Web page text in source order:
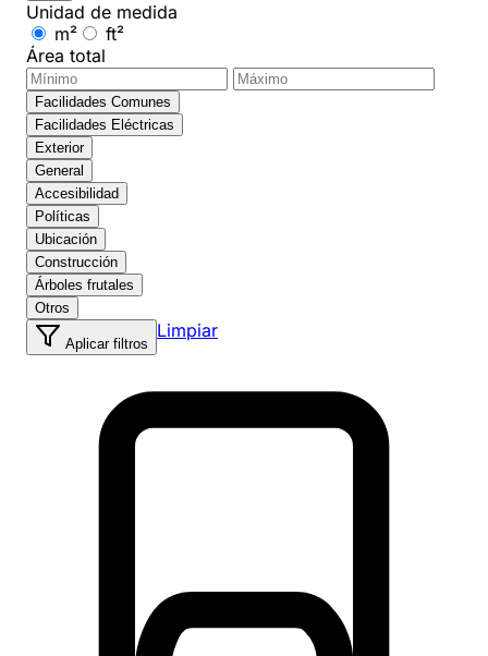
Unidad de medida
m²
ft²
Área total
Facilidades Comunes
Facilidades Eléctricas
Exterior
General
Accesibilidad
Políticas
Ubicación
Construcción
Árboles frutales
Otros
Aplicar filtros
Limpiar